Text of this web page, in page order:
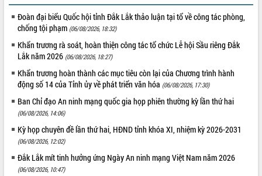
Đoàn đại biểu Quốc hội tỉnh Đắk Lắk thảo luận tại tổ về công tác phòng,
chống tội phạm (06/08/2026, 18:32)
Khẩn trương rà soát, hoàn thiện công tác tổ chức Lễ hội Sầu riêng Đắk
Lắk năm 2026 (06/08/2026, 18:27)
Khẩn trương hoàn thành các mục tiêu còn lại của Chương trình hành
động số 14 của Tỉnh ủy về phát triển văn hóa (06/08/2026, 17:30)
Ban Chỉ đạo An ninh mạng quốc gia họp phiên thường kỳ lần thứ hai
(06/08/2026, 14:06)
Kỳ họp chuyên đề lần thứ hai, HĐND tỉnh khóa XI, nhiệm kỳ 2026-2031
(06/08/2026, 12:02)
Đắk Lắk mít tinh hưởng ứng Ngày An ninh mạng Việt Nam năm 2026
(06/08/2026, 10:47)